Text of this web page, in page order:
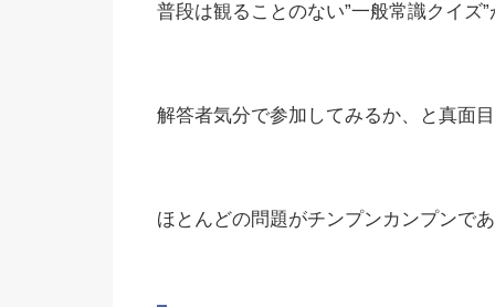
普段は観ることのない”一般常識クイズ
解答者気分で参加してみるか、と真面
ほとんどの問題がチンプンカンプンで